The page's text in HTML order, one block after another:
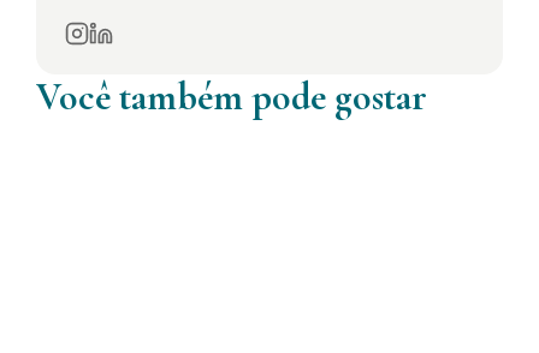
Você também pode gostar